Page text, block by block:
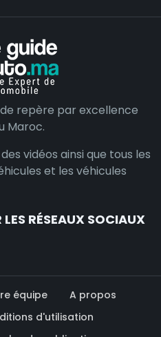
repère par excellence
Maroc.
vidéos ainsi que tous les
et les véhicules
RÉSEAUX SOCIAUX
équipe
A propos
d'utilisation